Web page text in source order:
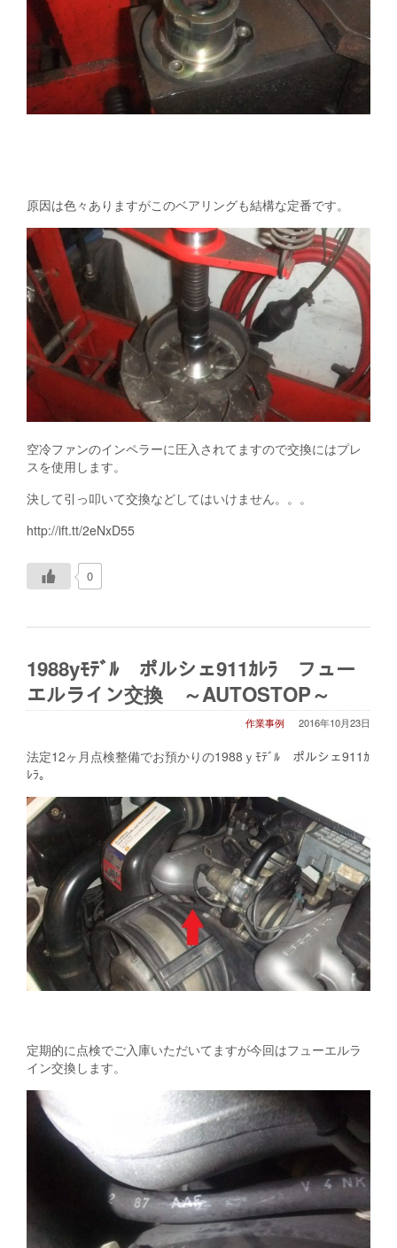
原因は色々ありますがこのベアリングも結構な定番です。
空冷ファンのインペラーに圧入されてますので交換にはプレ
スを使用します。
決して引っ叩いて交換などしてはいけません。。。
http://ift.tt/2eNxD55
0
1988yﾓﾃﾞﾙ ポルシェ911ｶﾚﾗ フュー
エルライン交換 ～AUTOSTOP～
2016年10月23日
作業事例
法定12ヶ月点検整備でお預かりの1988ｙﾓﾃﾞﾙ ポルシェ911ｶ
ﾚﾗ。
定期的に点検でご入庫いただいてますが今回はフューエルラ
イン交換します。